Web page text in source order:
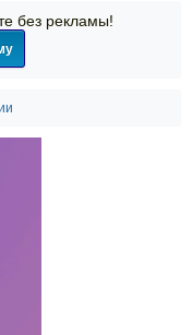
без рекламы!